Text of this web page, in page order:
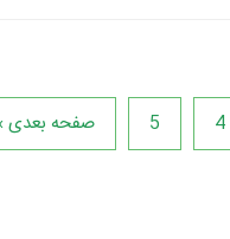
4
5 صفحه بعدی ›